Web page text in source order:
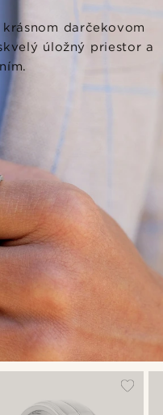
darčekovom
úložný priestor a